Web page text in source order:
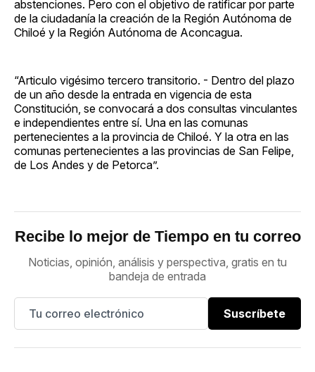
abstenciones. Pero con el objetivo de ratificar por parte
de la ciudadanía la creación de la Región Autónoma de
Chiloé y la Región Autónoma de Aconcagua.
“Articulo vigésimo tercero transitorio. - Dentro del plazo
de un año desde la entrada en vigencia de esta
Constitución, se convocará a dos consultas vinculantes
e independientes entre sí. Una en las comunas
pertenecientes a la provincia de Chiloé. Y la otra en las
comunas pertenecientes a las provincias de San Felipe,
de Los Andes y de Petorca”.
Recibe lo mejor de Tiempo en tu correo
Noticias, opinión, análisis y perspectiva, gratis en tu
bandeja de entrada
Suscríbete